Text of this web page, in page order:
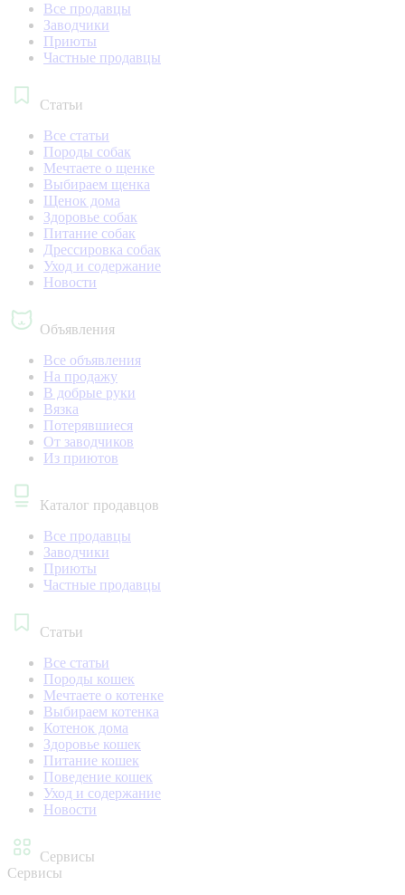
Все продавцы
Заводчики
Приюты
Частные продавцы
Статьи
Все статьи
Породы собак
Мечтаете о щенке
Выбираем щенка
Щенок дома
Здоровье собак
Питание собак
Дрессировка собак
Уход и содержание
Новости
Объявления
Все объявления
На продажу
В добрые руки
Вязка
Потерявшиеся
От заводчиков
Из приютов
Каталог продавцов
Все продавцы
Заводчики
Приюты
Частные продавцы
Статьи
Все статьи
Породы кошек
Мечтаете о котенке
Выбираем котенка
Котенок дома
Здоровье кошек
Питание кошек
Поведение кошек
Уход и содержание
Новости
Сервисы
Сервисы